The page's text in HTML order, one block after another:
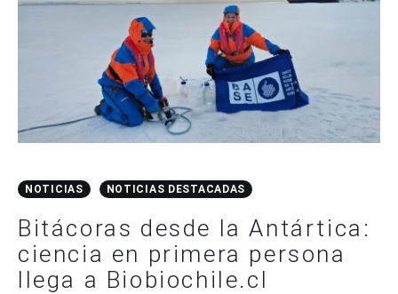
NOTICIAS NOTICIAS DESTACADAS
Bitácoras desde la Antártica:
ciencia en primera persona
llega a Biobiochile.cl